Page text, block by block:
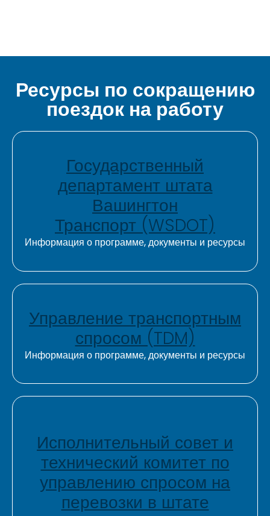
Ресурсы по сокращению
поездок на работу
Государственный
департамент штата
Вашингтон
Транспорт (WSDOT)
Информация о программе, документы и ресурсы
Управление транспортным
спросом (TDM)
Информация о программе, документы и ресурсы
Исполнительный совет и
технический комитет по
управлению спросом на
перевозки в штате